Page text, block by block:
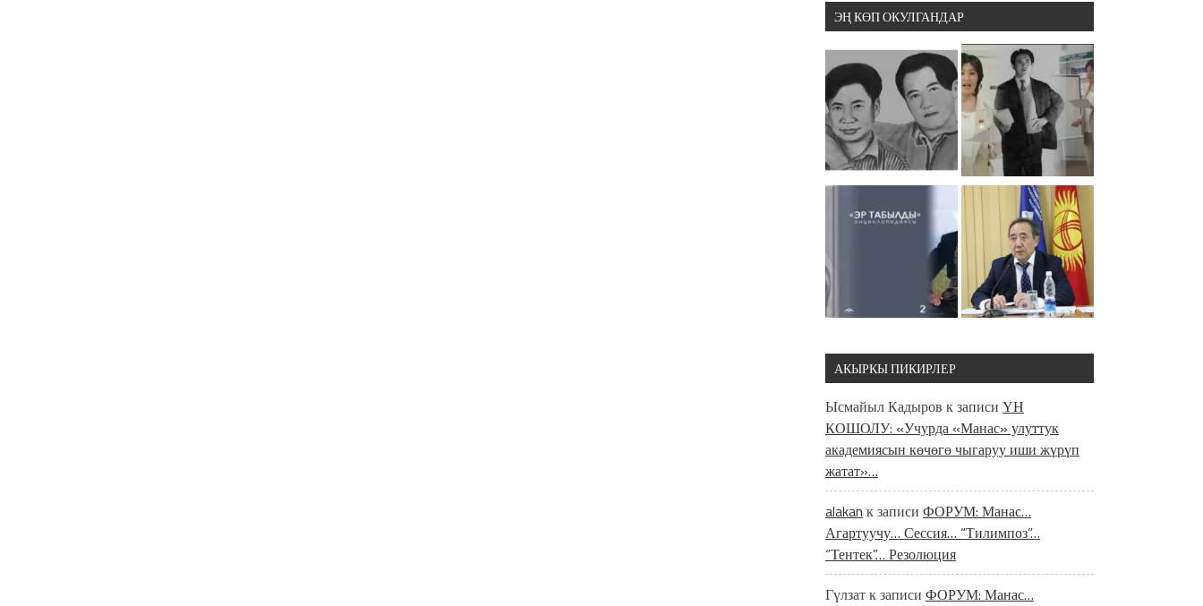
ЭҢ КӨП ОКУЛГАНДАР
АКЫРКЫ ПИКИРЛЕР
Ысмайыл Кадыров к записи ҮН
КОШОЛУ: «Учурда «Манас» улуттук
академиясын көчөгө чыгаруу иши жүрүп
жатат»…
alakan к записи ФОРУМ: Манас…
Агартуучу… Сессия… “Тилимпоз”…
“Тентек”… Резолюция
Гүлзатк записи ФОРУМ: Манас…